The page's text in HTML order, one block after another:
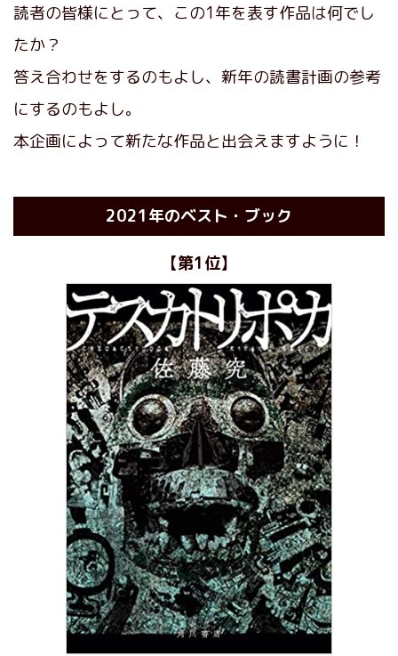
読者の皆様にとって、この1年を表す作品は何でし
たか？
答え合わせをするのもよし、新年の読書計画の参考
にするのもよし。
本企画によって新たな作品と出会えますように！
2021年のベスト・ブック
【第1位】